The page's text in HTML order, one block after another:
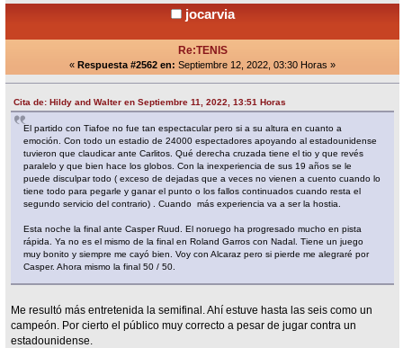
jocarvia
Re:TENIS
« Respuesta #2562 en: Septiembre 12, 2022, 03:30 Horas »
Cita de: Hildy and Walter en Septiembre 11, 2022, 13:51 Horas
El partido con Tiafoe no fue tan espectacular pero si a su altura en cuanto a
emoción. Con todo un estadio de 24000 espectadores apoyando al estadounidense
tuvieron que claudicar ante Carlitos. Qué derecha cruzada tiene el tio y que revés
paralelo y que bien hace los globos. Con la inexperiencia de sus 19 años se le
puede disculpar todo ( exceso de dejadas que a veces no vienen a cuento cuando lo
tiene todo para pegarle y ganar el punto o los fallos continuados cuando resta el
segundo servicio del contrario) . Cuando más experiencia va a ser la hostia.
Esta noche la final ante Casper Ruud. El noruego ha progresado mucho en pista
rápida. Ya no es el mismo de la final en Roland Garros con Nadal. Tiene un juego
muy bonito y siempre me cayó bien. Voy con Alcaraz pero si pierde me alegraré por
Casper. Ahora mismo la final 50 / 50.
Me resultó más entretenida la semifinal. Ahí estuve hasta las seis como un
campeón. Por cierto el público muy correcto a pesar de jugar contra un
estadounidense.